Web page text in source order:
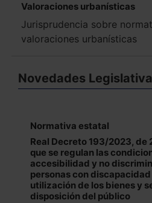
Valoraciones urbanísticas
Jurisprudencia sobre
valoraciones urbanísticas
Novedades
Normativa estatal
Real Decreto 193/2023, de
que se regulan las
accesibilidad y no
personas con
utilización de los bienes y
disposición del público